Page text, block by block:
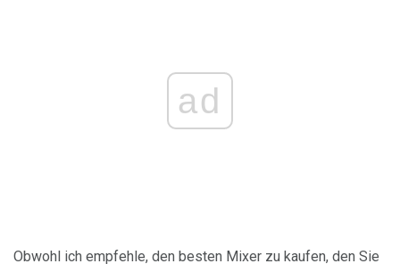
ad
Obwohl ich empfehle, den besten Mixer zu kaufen, den Sie